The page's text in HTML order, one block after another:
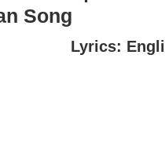
Song
Lyrics: